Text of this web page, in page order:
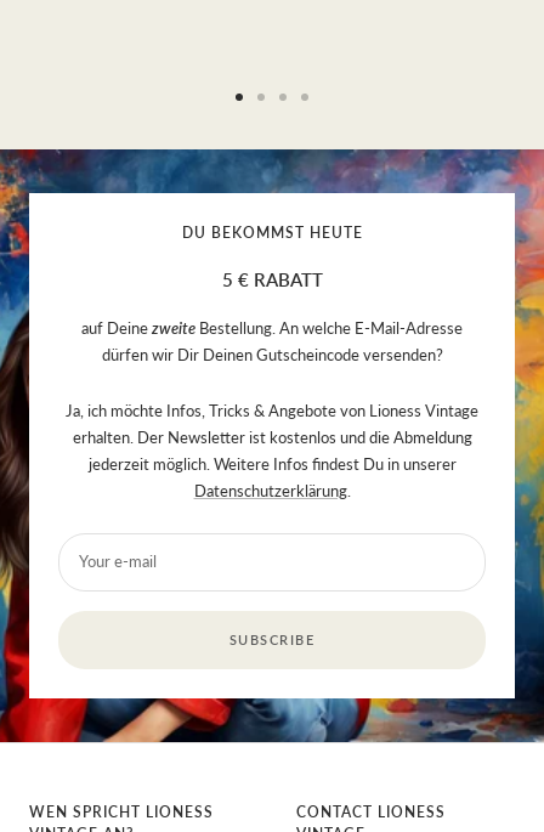
slide
1
slide
2
slide
3
slide
4
DU BEKOMMST HEUTE
5 € RABATT
auf Deinezweite Bestellung. An welche E-Mail-Adresse
dürfen wir Dir Deinen Gutscheincode versenden?
Ja, ich möchte Infos, Tricks & Angebote von Lioness Vintage
erhalten. Der Newsletter ist kostenlos und die Abmeldung
jederzeit möglich. Weitere Infos findest Du in unserer
Datenschutzerklärung.
Your e-mail
SUBSCRIBE
WEN SPRICHT LIONESS
CONTACT LIONESS